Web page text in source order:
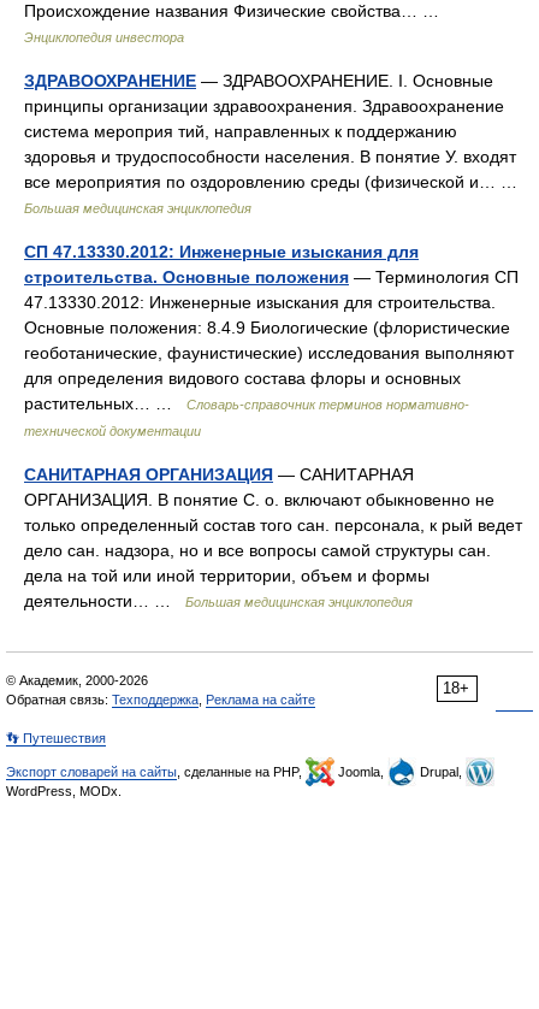
Происхождение названия Физические свойства… …
Энциклопедия инвестора
ЗДРАВООХРАНЕНИЕ — ЗДРАВООХРАНЕНИЕ. I. Основные
принципы организации здравоохранения. Здравоохранение
система мероприя тий, направленных к поддержанию
здоровья и трудоспособности населения. В понятие У. входят
все мероприятия по оздоровлению среды (физической и… …
Большая медицинская энциклопедия
СП 47.13330.2012: Инженерные изыскания для
строительства. Основные положения — Терминология СП
47.13330.2012: Инженерные изыскания для строительства.
Основные положения: 8.4.9 Биологические (флористические
геоботанические, фаунистические) исследования выполняют
для определения видового состава флоры и основных
растительных… …
Словарь-справочник терминов нормативно-
технической документации
САНИТАРНАЯ ОРГАНИЗАЦИЯ — САНИТАРНАЯ
ОРГАНИЗАЦИЯ. В понятие С. о. включают обыкновенно не
только определенный состав того сан. персонала, к рый ведет
дело сан. надзора, но и все вопросы самой структуры сан.
дела на той или иной территории, объем и формы
деятельности… …
Большая медицинская энциклопедия
18+
© Академик, 2000-2026
Обратная связь: Техподдержка Реклама на сайте
👣 Путешествия
Экспорт словарей на сайты , сделанные на PHP, Joomla,
Drupal,
WordPress, MODx.